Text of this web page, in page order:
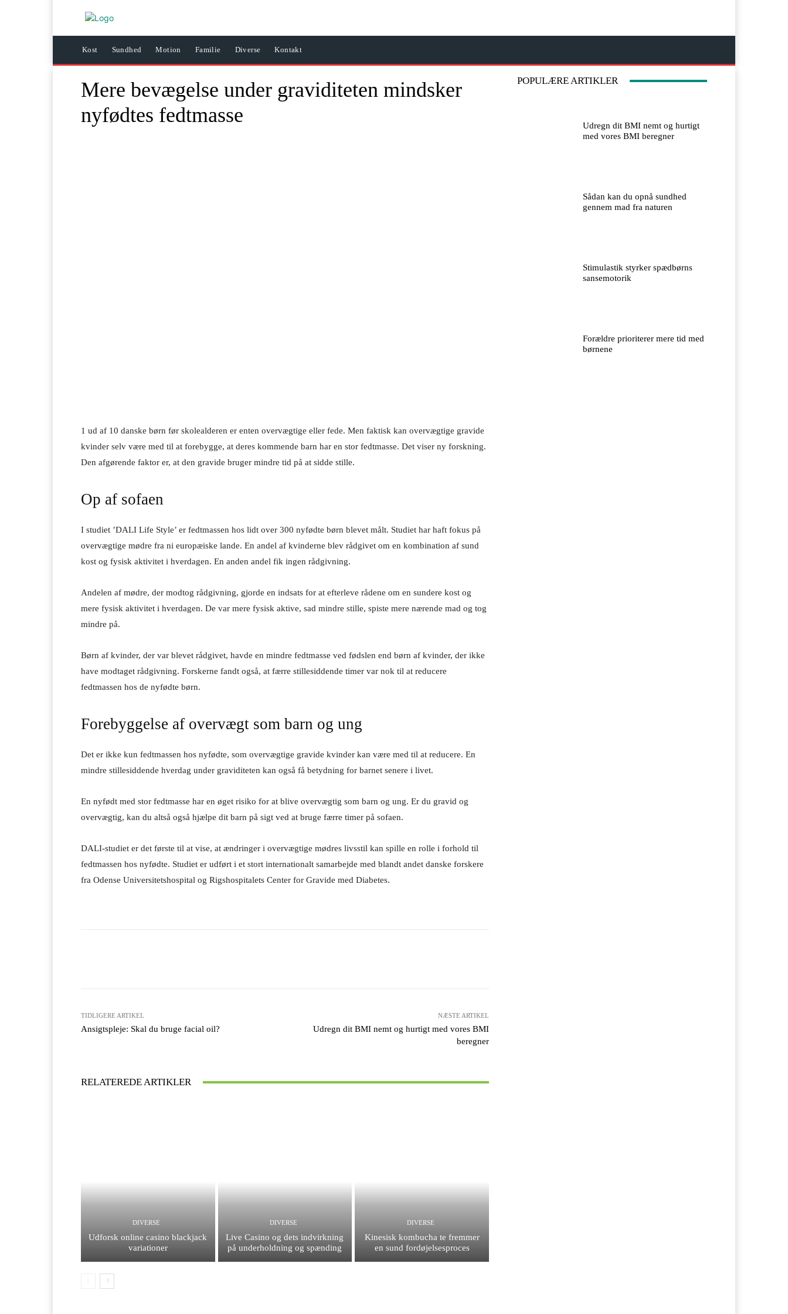
Kost Sundhed Motion Familie Diverse Kontakt
Mere bevægelse under graviditeten mindsker
nyfødtes fedtmasse
1 ud af 10 danske børn før skolealderen er enten overvægtige eller fede. Men faktisk kan overvægtige gravide
kvinder selv være med til at forebygge, at deres kommende barn har en stor fedtmasse. Det viser ny forskning.
Den afgørende faktor er, at den gravide bruger mindre tid på at sidde stille.
Op af sofaen
I studiet ’DALI Life Style’ er fedtmassen hos lidt over 300 nyfødte børn blevet målt. Studiet har haft fokus på
overvægtige mødre fra ni europæiske lande. En andel af kvinderne blev rådgivet om en kombination af sund
kost og fysisk aktivitet i hverdagen. En anden andel fik ingen rådgivning.
Andelen af mødre, der modtog rådgivning, gjorde en indsats for at efterleve rådene om en sundere kost og
mere fysisk aktivitet i hverdagen. De var mere fysisk aktive, sad mindre stille, spiste mere nærende mad og tog
mindre på.
Børn af kvinder, der var blevet rådgivet, havde en mindre fedtmasse ved fødslen end børn af kvinder, der ikke
have modtaget rådgivning. Forskerne fandt også, at færre stillesiddende timer var nok til at reducere
fedtmassen hos de nyfødte børn.
Forebyggelse af overvægt som barn og ung
Det er ikke kun fedtmassen hos nyfødte, som overvægtige gravide kvinder kan være med til at reducere. En
mindre stillesiddende hverdag under graviditeten kan også få betydning for barnet senere i livet.
En nyfødt med stor fedtmasse har en øget risiko for at blive overvægtig som barn og ung. Er du gravid og
overvægtig, kan du altså også hjælpe dit barn på sigt ved at bruge færre timer på sofaen.
DALI-studiet er det første til at vise, at ændringer i overvægtige mødres livsstil kan spille en rolle i forhold til
fedtmassen hos nyfødte. Studiet er udført i et stort internationalt samarbejde med blandt andet danske forskere
fra Odense Universitetshospital og Rigshospitalets Center for Gravide med Diabetes.
TIDLIGERE ARTIKEL
Ansigtspleje: Skal du bruge facial oil?
NÆSTE ARTIKEL
Udregn dit BMI nemt og hurtigt med vores BMI
beregner
RELATEREDE ARTIKLER
DIVERSE
Udforsk online casino blackjack
variationer
DIVERSE
Live Casino og dets indvirkning
på underholdning og spænding
DIVERSE
Kinesisk kombucha te fremmer
en sund fordøjelsesproces
POPULÆRE ARTIKLER
Udregn dit BMI nemt og hurtigt
med vores BMI beregner
Sådan kan du opnå sundhed
gennem mad fra naturen
Stimulastik styrker spædbørns
sansemotorik
Forældre prioriterer mere tid med
børnene